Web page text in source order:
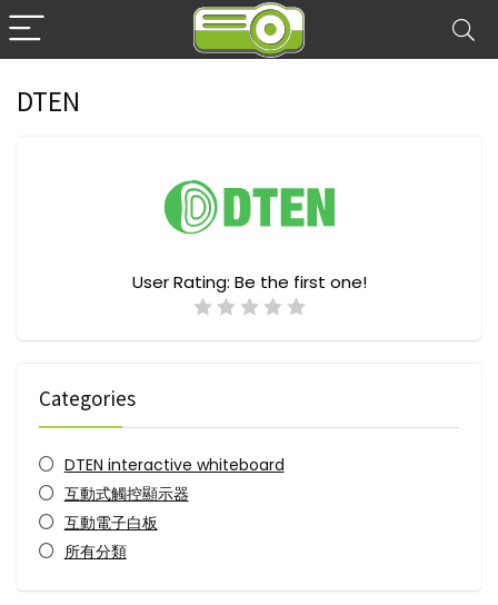
DTEN
User Rating: Be the first one!
Categories
DTEN interactive whiteboard
互動式觸控顯示器
互動電子白板
所有分類